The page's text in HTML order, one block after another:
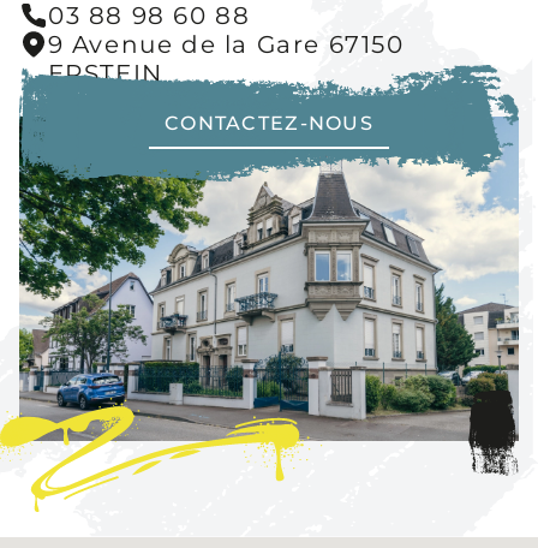
9 Avenue de la Gare 67150
ERSTEIN
03 88 98 60 88
CONTACTEZ-NOUS